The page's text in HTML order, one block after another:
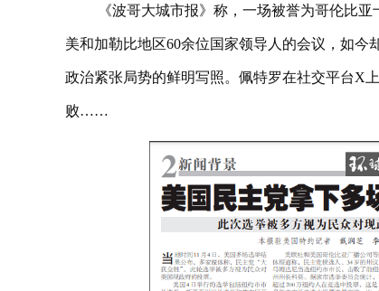
《波哥大城市报》称，一场被誉为哥伦比
美和加勒比地区60余位国家领导人的会议，如
政治紧张局势的鲜明写照。佩特罗在社交平台X
败……